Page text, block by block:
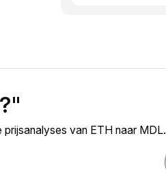
van ETH naar MDL.